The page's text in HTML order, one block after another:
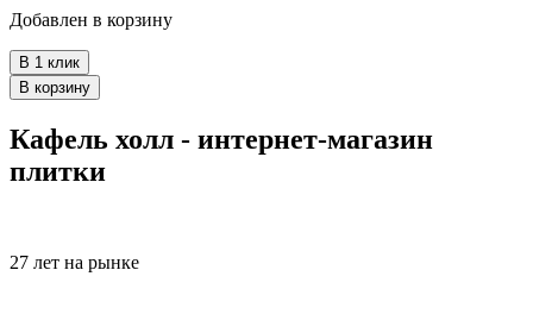
Добавлен в корзину
В 1 клик
В корзину
Кафель холл - интернет-магазин
плитки
27 лет на рынке